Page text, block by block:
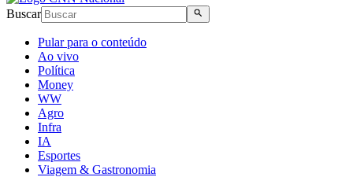
Buscar
Pular para o conteúdo
Ao vivo
Política
Money
WW
Agro
Infra
IA
Esportes
Viagem & Gastronomia